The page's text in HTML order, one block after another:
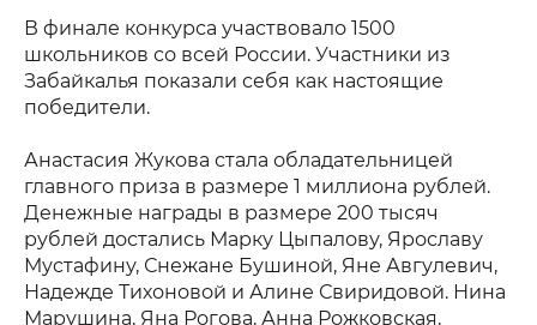
В финале конкурса участвовало 1500
школьников со всей России. Участники из
Забайкалья показали себя как настоящие
победители.
Анастасия Жукова стала обладательницей
главного приза в размере 1 миллиона рублей.
Денежные награды в размере 200 тысяч
рублей достались Марку Цыпалову, Ярославу
Мустафину, Снежане Бушиной, Яне Авгулевич,
Надежде Тихоновой и Алине Свиридовой. Нина
Марушина, Яна Рогова, Анна Рожковская,